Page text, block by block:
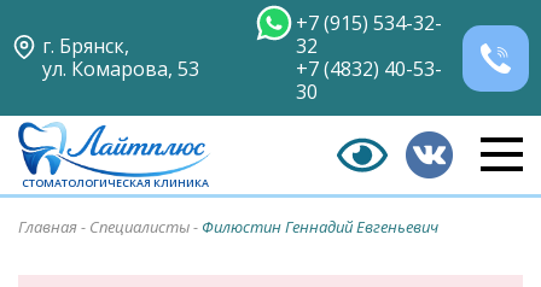
г. Брянск,
ул. Комарова, 53
+7 (915) 534-32-
32
+7 (4832) 40-53-
30
СТОМАТОЛОГИЧЕСКАЯ КЛИНИКА
Главная- Специалисты- Филюстин Геннадий Евгеньевич